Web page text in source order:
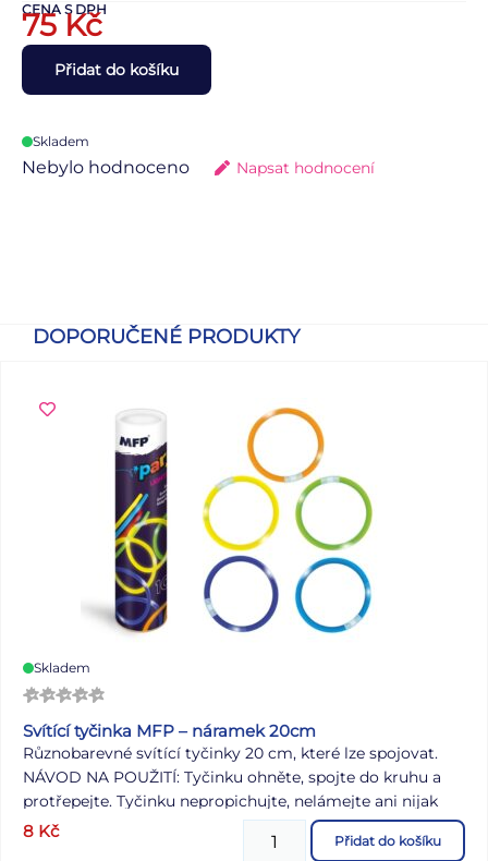
CENA S DPH
75Kč
Přidat do košíku
Skladem
Nebylo hodnoceno Napsat hodnocení
DOPORUČENÉ PRODUKTY
Skladem
Svítící tyčinka MFP – náramek 20cm
Různobarevné svítící tyčinky 20 cm, které lze spojovat.
NÁVOD NA POUŽITÍ: Tyčinku ohněte, spojte do kruhu a
protřepejte. Tyčinku nepropichujte, nelámejte ani nijak
nedeformujte. Nedávejte do úst, nekousejte, tekutinu
nepijte! Tekutina je netoxická, zdraví neškodná, ale při
8 Kč Přidat do košíku